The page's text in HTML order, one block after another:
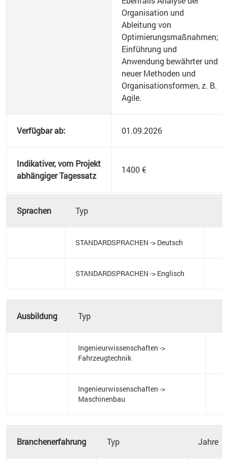
Organisation und
Ableitung von
Optimierungsmaßnahmen;
Einführung und
Anwendung bewährter und
neuer Methoden und
Organisationsformen, z. B.
Agile.
Verfügbar ab: 01.09.2026
Indikativer, vom Projekt
abhängiger Tagessatz
1400 €
Sprachen Typ
STANDARDSPRACHEN -> Deutsch
STANDARDSPRACHEN -> Englisch
Ausbildung Typ
Ingenieurwissenschaften ->
Fahrzeugtechnik
Ingenieurwissenschaften ->
Maschinenbau
Branchenerfahrung Typ Jahre